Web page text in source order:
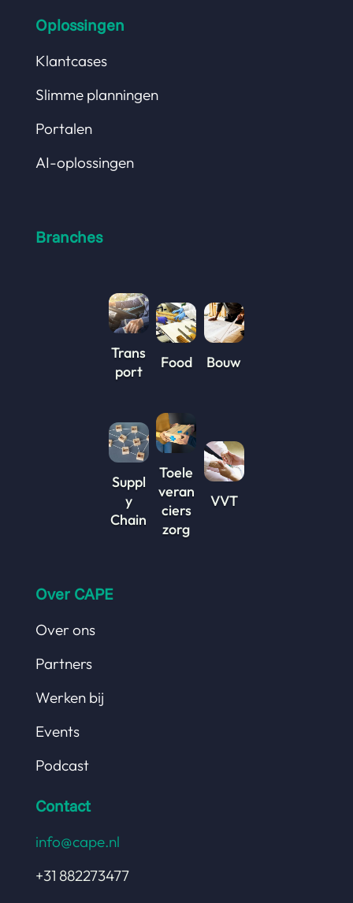
Oplossingen
Klantcases
Slimme planningen
Portalen
AI-oplossingen
Branches
Trans
port
Food Bouw
Suppl
y
Chain
Toele
veran
ciers
zorg
VVT
Over CAPE
Over ons
Partners
Werken bij
Events
Podcast
Contact
info@cape.nl
+31 882273477